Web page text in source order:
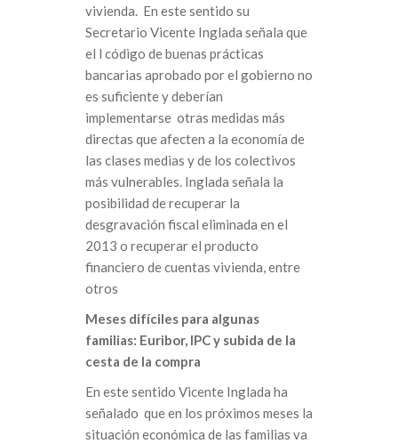
vivienda. En este sentido su
Secretario Vicente Inglada señala que
el l código de buenas prácticas
bancarias aprobado por el gobierno no
es suficiente y deberían
implementarse otras medidas más
directas que afecten a la economía de
las clases medias y de los colectivos
más vulnerables. Inglada señala la
posibilidad de recuperar la
desgravación fiscal eliminada en el
2013 o recuperar el producto
financiero de cuentas vivienda, entre
otros
Meses difíciles para algunas
familias: Euribor, IPC y subida de la
cesta de la compra
En este sentido Vicente Inglada ha
señalado que en los próximos meses la
situación económica de las familias va